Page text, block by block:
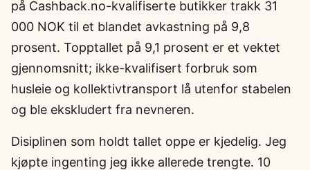
på Cashback.no-kvalifiserte butikker trakk 31
000 NOK til et blandet avkastning på 9,8
prosent. Topptallet på 9,1 prosent er et vektet
gjennomsnitt; ikke-kvalifisert forbruk som
husleie og kollektivtransport lå utenfor stabelen
og ble ekskludert fra nevneren.
Disiplinen som holdt tallet oppe er kjedelig. Jeg
kjøpte ingenting jeg ikke allerede trengte. 10